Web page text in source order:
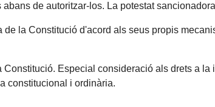
de autoritzar-los. La potestat
la Constitució d'acord als seus propis
Especial consideració als drets a la
constitucional i ordinària.